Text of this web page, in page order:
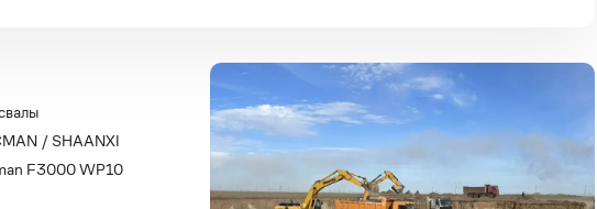
/ SHAANXI
F3000 WP10